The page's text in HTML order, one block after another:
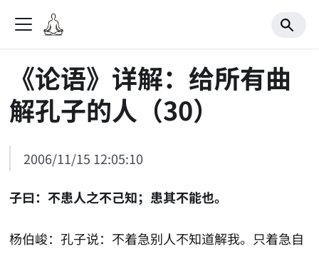
《论语》详解：给所有曲
解孔子的人（30）
2006/11/15 12:05:10
子曰：不患人之不己知；患其不能也。
杨伯峻：孔子说：不着急别人不知道解我。只着急自